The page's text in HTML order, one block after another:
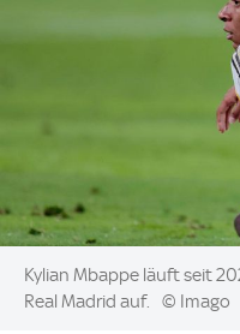
Image:
Kylian Mbappe läuft seit
Real Madrid auf.
© Imago